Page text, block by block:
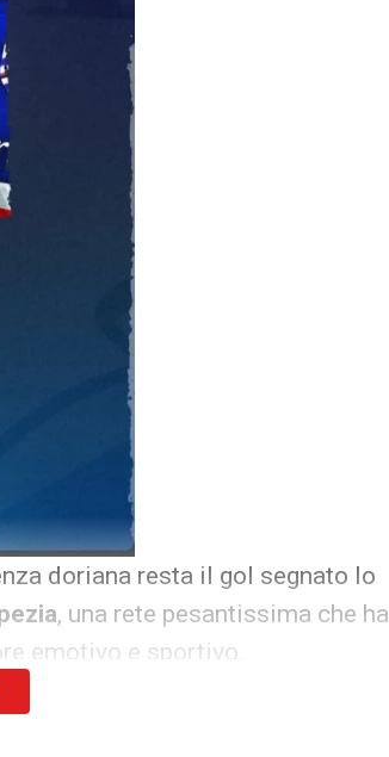
doriana resta il gol segnato lo
, una rete pesantissima che ha
emotivo e sportivo.